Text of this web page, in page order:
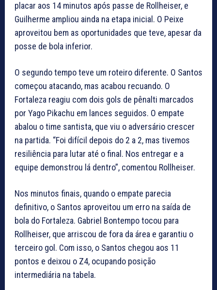
placar aos 14 minutos após passe de Rollheiser, e
Guilherme ampliou ainda na etapa inicial. O Peixe
aproveitou bem as oportunidades que teve, apesar da
posse de bola inferior.
O segundo tempo teve um roteiro diferente. O Santos
começou atacando, mas acabou recuando. O
Fortaleza reagiu com dois gols de pênalti marcados
por Yago Pikachu em lances seguidos. O empate
abalou o time santista, que viu o adversário crescer
na partida. “Foi difícil depois do 2 a 2, mas tivemos
resiliência para lutar até o final. Nos entregar e a
equipe demonstrou lá dentro”, comentou Rollheiser.
Nos minutos finais, quando o empate parecia
definitivo, o Santos aproveitou um erro na saída de
bola do Fortaleza. Gabriel Bontempo tocou para
Rollheiser, que arriscou de fora da área e garantiu o
terceiro gol. Com isso, o Santos chegou aos 11
pontos e deixou o Z4, ocupando posição
intermediária na tabela.